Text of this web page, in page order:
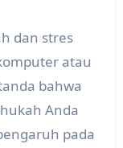
dan stres
atau
bahwa
Anda
pada